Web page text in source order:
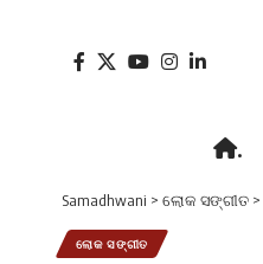
.
Samadhwani > ଲୋକ ସଙ୍ଗୀତ >
ଲୋକ ସଙ୍ଗୀତ